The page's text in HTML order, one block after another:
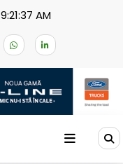
9:21:38 AM